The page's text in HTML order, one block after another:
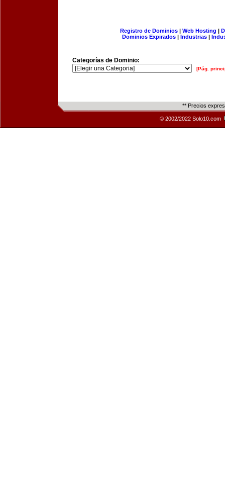
Registro de Dominios| Web Hosting |
Dominios Expirados | Industrias |
Categorías de Dominio:
[Pág.
** Precios
© 2002/2022 Solo10.com